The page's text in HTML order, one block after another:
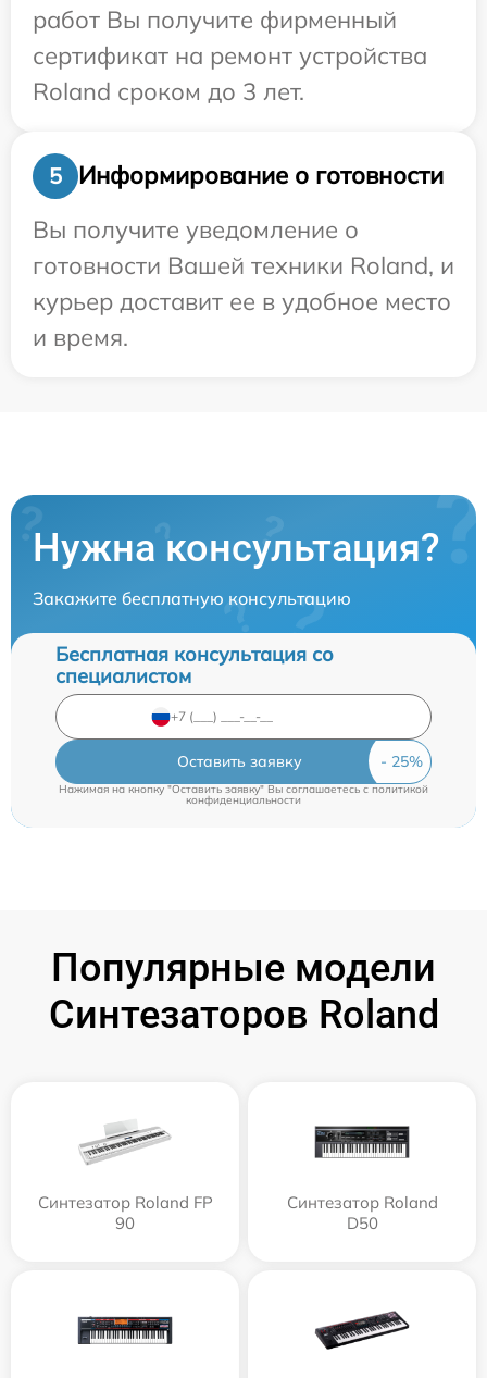
работ Вы получите фирменный
сертификат на ремонт устройства
Roland сроком до 3 лет.
5
Информирование о готовности
Вы получите уведомление о
готовности Вашей техники Roland, и
курьер доставит ее в удобное место
и время.
Нужна консультация?
Закажите бесплатную консультацию
Бесплатная консультация со
специалистом
Оставить заявку
Нажимая на кнопку "Оставить заявку" Вы соглашаетесь cполитикой
конфиденциальности
Популярные модели
Синтезаторов Roland
Синтезатор Roland FP
90
Синтезатор Roland
D50